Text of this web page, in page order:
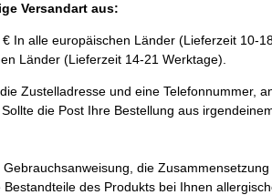
Versandart aus:
In alle europäischen Länder (Lieferzeit 10-
Länder (Lieferzeit 14-21 Werktage).
Zustelladresse und eine
die Post Ihre Bestellung aus
die
des Produkts bei Ihnen